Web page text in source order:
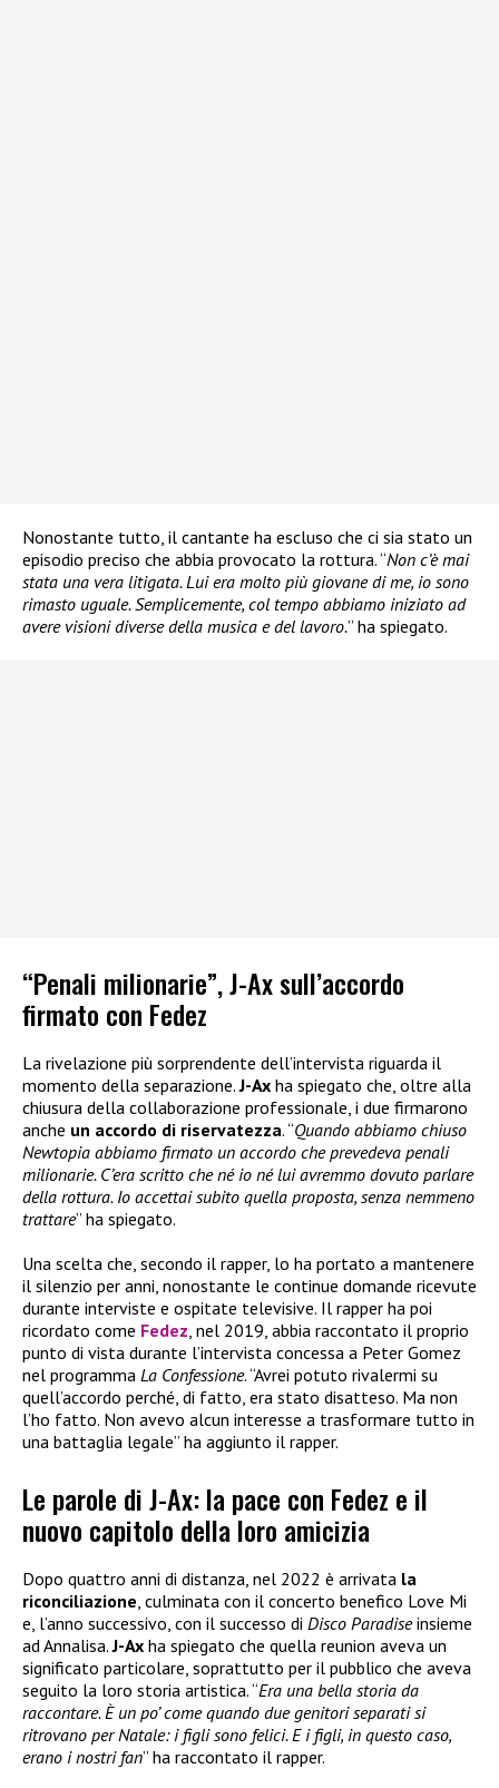
Nonostante tutto, il cantante ha escluso che ci sia stato un
episodio preciso che abbia provocato la rottura. “Non c’è mai
stata una vera litigata. Lui era molto più giovane di me, io sono
rimasto uguale. Semplicemente, col tempo abbiamo iniziato ad
avere visioni diverse della musica e del lavoro.” ha spiegato.
“Penali milionarie”, J-Ax sull’accordo
firmato con Fedez
La rivelazione più sorprendente dell’intervista riguarda il
momento della separazione.J-Ax ha spiegato che, oltre alla
chiusura della collaborazione professionale, i due firmarono
anche un accordo di riservatezza. “Quando abbiamo chiuso
Newtopia abbiamo firmato un accordo che prevedeva penali
milionarie. C’era scritto che né io né lui avremmo dovuto parlare
della rottura. Io accettai subito quella proposta, senza nemmeno
trattare” ha spiegato.
Una scelta che, secondo il rapper, lo ha portato a mantenere
il silenzio per anni, nonostante le continue domande ricevute
durante interviste e ospitate televisive. Il rapper ha poi
ricordato come Fedez, nel 2019, abbia raccontato il proprio
punto di vista durante l’intervista concessa a Peter Gomez
nel programma La Confessione. “Avrei potuto rivalermi su
quell’accordo perché, di fatto, era stato disatteso. Ma non
l’ho fatto. Non avevo alcun interesse a trasformare tutto in
una battaglia legale” ha aggiunto il rapper.
Le parole di J-Ax: la pace con Fedez e il
nuovo capitolo della loro amicizia
Dopo quattro anni di distanza, nel 2022 è arrivata la
riconciliazione , culminata con il concerto benefico Love Mi
e, l’anno successivo, con il successo di Disco Paradiseinsieme
ad Annalisa.J-Ax ha spiegato che quella reunion aveva un
significato particolare, soprattutto per il pubblico che aveva
seguito la loro storia artistica. “Era una bella storia da
raccontare. È un po’ come quando due genitori separati si
ritrovano per Natale: i figli sono felici. E i figli, in questo caso,
erano i nostri fan” ha raccontato il rapper.